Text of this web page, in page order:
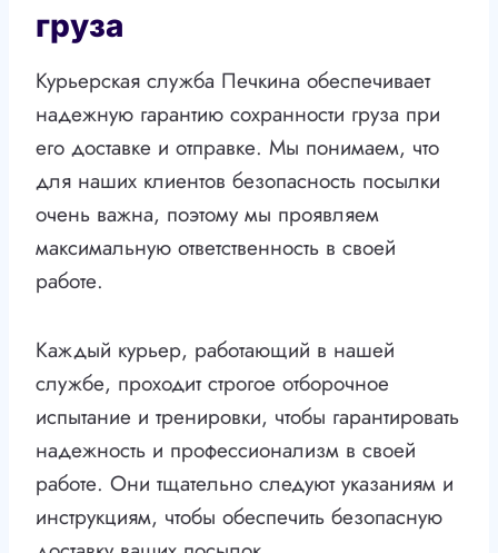
груза
Курьерская служба Печкина обеспечивает
надежную гарантию сохранности груза при
его доставке и отправке. Мы понимаем, что
для наших клиентов безопасность посылки
очень важна, поэтому мы проявляем
максимальную ответственность в своей
работе.
Каждый курьер, работающий в нашей
службе, проходит строгое отборочное
испытание и тренировки, чтобы гарантировать
надежность и профессионализм в своей
работе. Они тщательно следуют указаниям и
инструкциям, чтобы обеспечить безопасную